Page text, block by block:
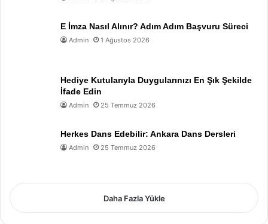
E İmza Nasıl Alınır? Adım Adım Başvuru Süreci
Admin 1 Ağustos 2026
Hediye Kutularıyla Duygularınızı En Şık Şekilde
İfade Edin
Admin 25 Temmuz 2026
Herkes Dans Edebilir: Ankara Dans Dersleri
Admin 25 Temmuz 2026
Daha Fazla Yükle